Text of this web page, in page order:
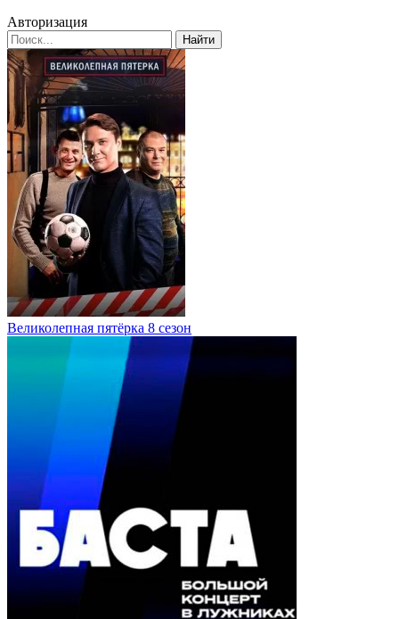
Авторизация
Найти
Великолепная пятёрка 8 сезон